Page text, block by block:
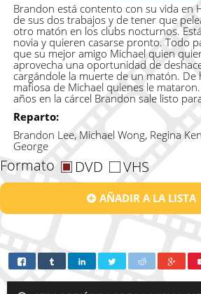
Brandon está contento con su vida en
de sus dos trabajos y de tener que
otro matón en los clubs nocturnos.
novia y quieren casarse pronto. Todo
que su mejor amigo Michael quien
aprovecha una oportunidad de
cargándole la muerte de un matón. De
mafiosa de Michael quienes le
años en la cárcel Brandon sale listo
Reparto:
Brandon Lee, Michael Wong, Regina
George
Formato DVD VHS
AÑADIR A LA LISTA